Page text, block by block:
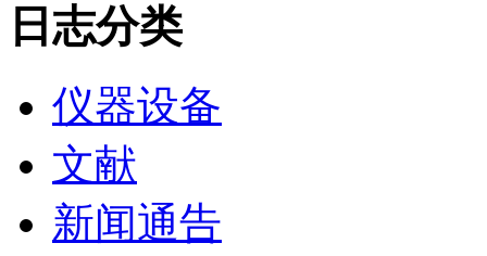
日志分类
仪器设备
文献
新闻通告